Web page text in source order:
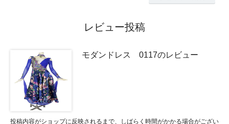
レビュー投稿
モダンドレス 0117のレビュー
投稿内容がショップに反映されるまで、しばらく時間がかかる場合がござい